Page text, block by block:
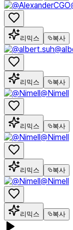
리믹스 복사
리믹스 복사
@Nimell
리믹스 복사
@Nimell
리믹스 복사
@Nimell
리믹스 복사